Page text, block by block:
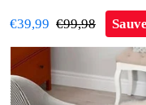
€39,99 €99,98